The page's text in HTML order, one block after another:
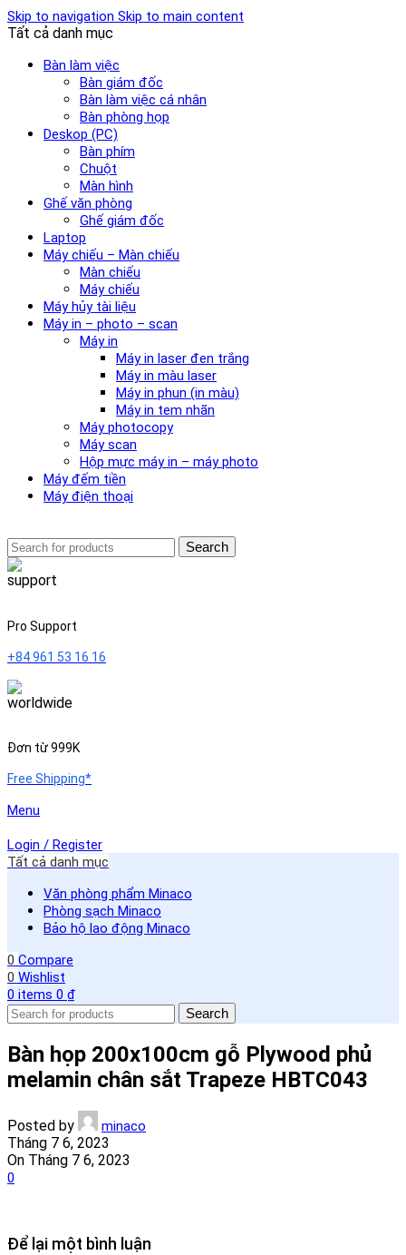
Skip to navigation Skip to main content
Tất cả danh mục
Bàn làm việc
Bàn giám đốc
Bàn làm việc cá nhân
Bàn phòng họp
Deskop (PC)
Bàn phím
Chuột
Màn hình
Ghế văn phòng
Ghế giám đốc
Laptop
Máy chiếu – Màn chiếu
Màn chiếu
Máy chiếu
Máy hủy tài liệu
Máy in – photo – scan
Máy in
Máy in laser đen trắng
Máy in màu laser
Máy in phun (in màu)
Máy in tem nhãn
Máy photocopy
Máy scan
Hộp mực máy in – máy photo
Máy đếm tiền
Máy điện thoại
Search
Pro Support
+84 961 53 16 16
Đơn từ 999K
Free Shipping*
Menu
Login / Register
Tất cả danh mục
Văn phòng phẩm Minaco
Phòng sạch Minaco
Bảo hộ lao động Minaco
0 Compare
0 Wishlist
0 items 0 ₫
Search
Bàn họp 200x100cm gỗ Plywood phủ
melamin chân sắt Trapeze HBTC043
Posted by minaco
Tháng 7 6, 2023
On Tháng 7 6, 2023
0
Để lại một bình luận